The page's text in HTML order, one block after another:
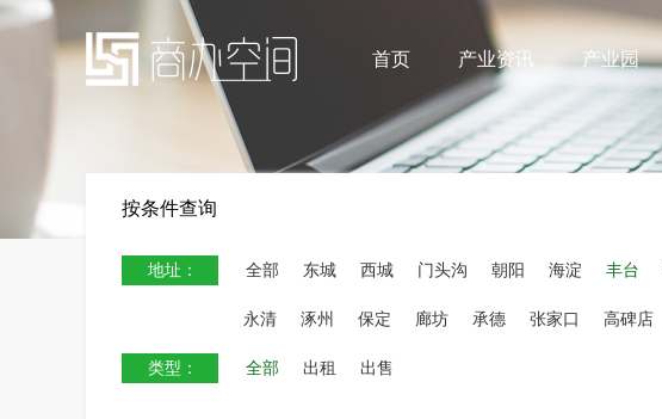
首页 产业资讯 产业园
按条件查询
地址： 全部 东城 西城 门头沟 朝阳 海淀 丰台
永清 涿州 保定 廊坊 承德 张家口 高碑店
类型： 全部 出租 出售